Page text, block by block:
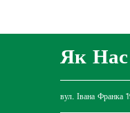
Як
вул. Івана Франка